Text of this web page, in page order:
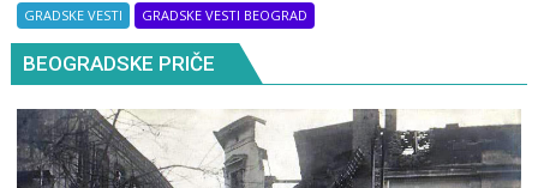
GRADSKE VESTI
GRADSKE VESTI BEOGRAD
BEOGRADSKE PRIČE